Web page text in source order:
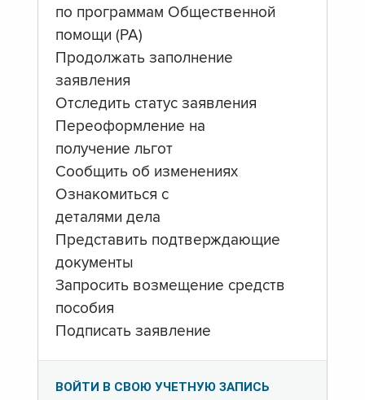
по программам Общественной
помощи (PA)
Продолжать заполнение
заявления
Отследить статус заявления
Переоформление на
получение льгот
Сообщить об изменениях
Ознакомиться с
деталями дела
Представить подтверждающие
документы
Запросить возмещение средств
пособия
Подписать заявление
ВОЙТИ В СВОЮ УЧЕТНУЮ ЗАПИСЬ